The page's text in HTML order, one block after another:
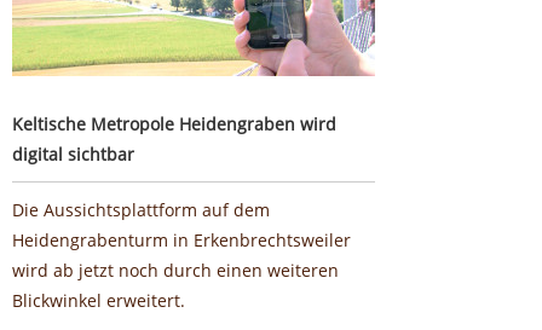
Keltische Metropole Heidengraben wird
digital sichtbar
Die Aussichtsplattform auf dem
Heidengrabenturm in Erkenbrechtsweiler
wird ab jetzt noch durch einen weiteren
Blickwinkel erweitert.